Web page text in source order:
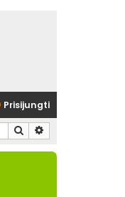
Prisijungti
Ieškoti